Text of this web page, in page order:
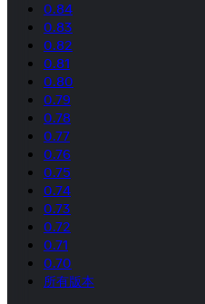
0.84
0.83
0.82
0.81
0.80
0.79
0.78
0.77
0.76
0.75
0.74
0.73
0.72
0.71
0.70
所有版本